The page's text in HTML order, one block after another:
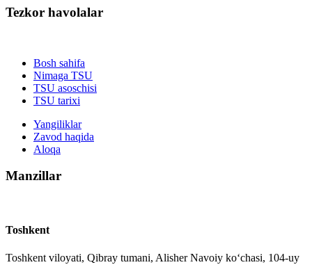
Tezkor havolalar
Bosh sahifa
Nimaga TSU
TSU asoschisi
TSU tarixi
Yangiliklar
Zavod haqida
Aloqa
Manzillar
Toshkent
Toshkent viloyati, Qibray tumani, Alisher Navoiy ko‘chasi, 104-uy